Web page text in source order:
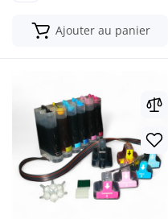
Ajouter au panier